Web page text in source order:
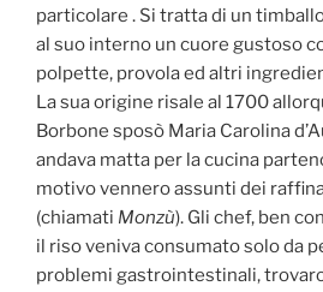
particolare . Si tratta di un
al suo interno un cuore gustoso
polpette, provola ed altri
La sua origine risale al 1700
Borbone sposò Maria Carolina
andava matta per la cucina
motivo vennero assunti dei
(chiamati Monzù). Gli chef, ben
il riso veniva consumato solo da
problemi gastrointestinali,